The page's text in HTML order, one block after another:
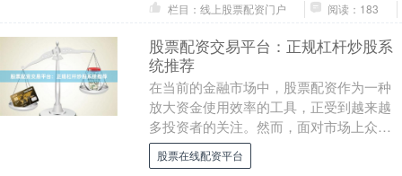
栏目：线上股票配资门户
阅读：183
股票配资交易平台：正规杠杆炒股系
统推荐
在当前的金融市场中，股票配资作为一种
放大资金使用效率的工具，正受到越来越
多投资者的关注。然而，面对市场上众多
的配资平台，如何选择正规、安全的杠杆
炒股系统，成为投....
股票在线配资平台